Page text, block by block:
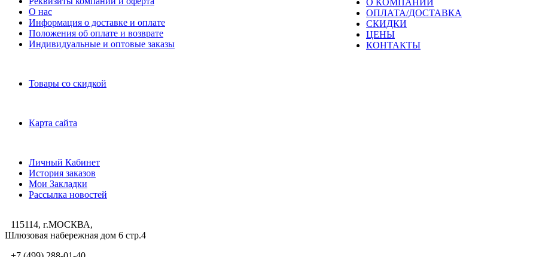
О КОМПАНИИ
ОПЛАТА/ДОСТАВКА
СКИДКИ
ЦЕНЫ
КОНТАКТЫ
О нас
Информация о доставке и оплате
Положения об оплате и возврате
Индивидуальные и оптовые заказы
Товары со скидкой
Карта сайта
Личный Кабинет
История заказов
Мои Закладки
Рассылка новостей
115114, г.МОСКВА,
Шлюзовая набережная дом 6 стр.4